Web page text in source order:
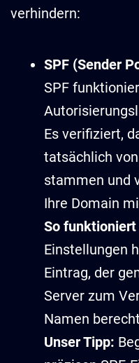
verhindern:
SPF (Sender
SPF
Es verifiziert,
tatsächlich
stammen und
Ihre Domain
So funktioniert
Einstellungen
Eintrag, der
Server zum
Namen
Unser Tipp: